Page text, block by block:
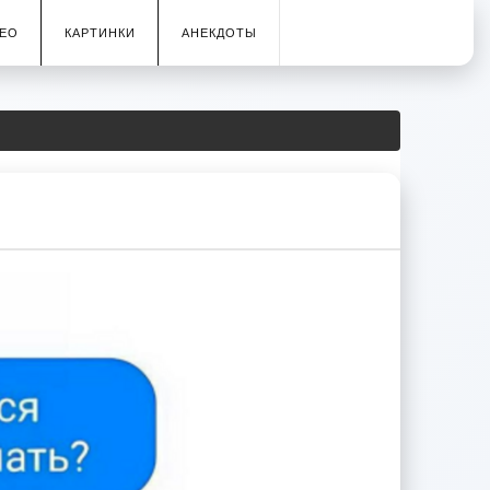
КАРТИНКИ АНЕКДОТЫ